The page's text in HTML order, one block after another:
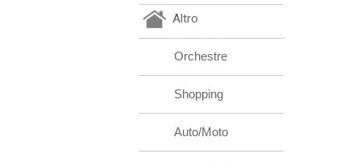
Altro
Orchestre
Shopping
Auto/Moto